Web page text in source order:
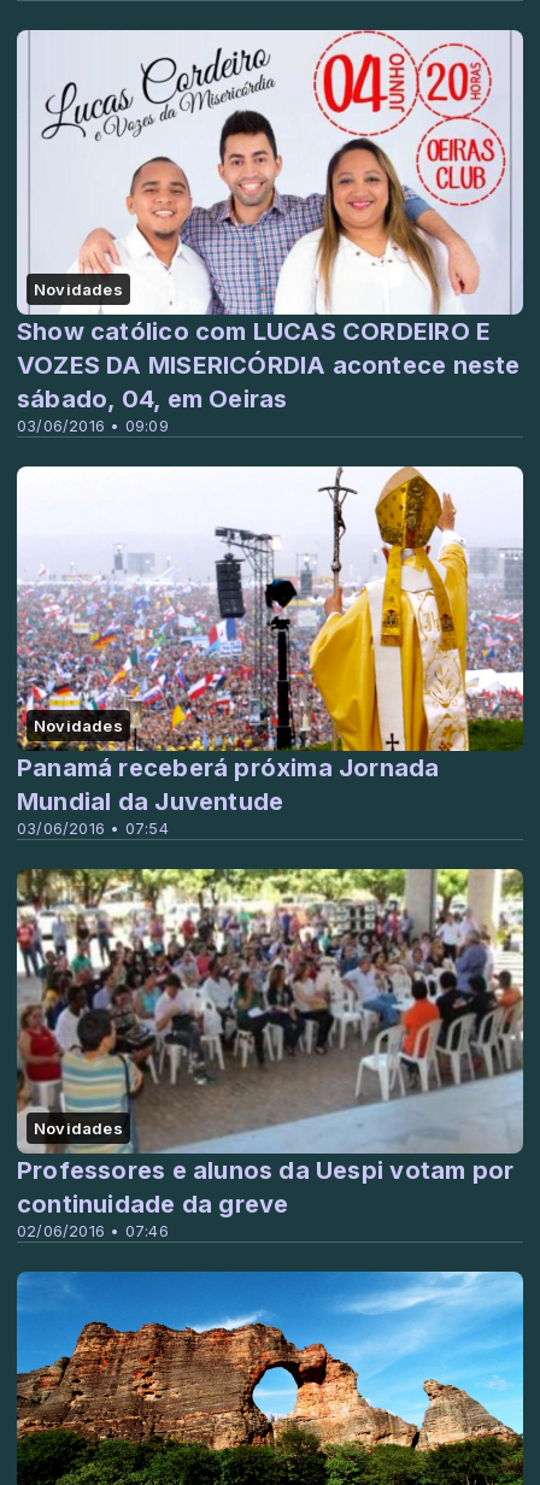
Novidades
03/06/2016 • 09:09
Show católico com LUCAS CORDEIRO E
VOZES DA MISERICÓRDIA acontece neste
sábado, 04, em Oeiras
Novidades
03/06/2016 • 07:54
Panamá receberá próxima Jornada
Mundial da Juventude
Novidades
02/06/2016 • 07:46
Professores e alunos da Uespi votam por
continuidade da greve